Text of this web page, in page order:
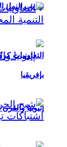
تهريب النمل
إثيوبيا
التعاونيات
بإفريقيا